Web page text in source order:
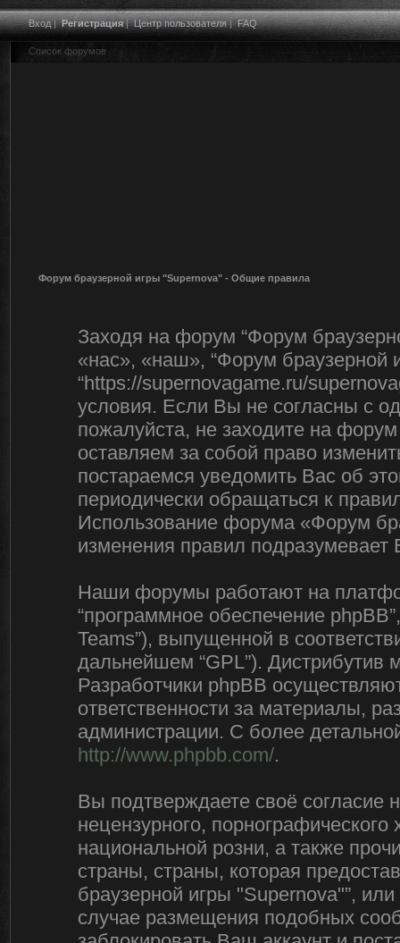
Вход|Регистрация|Центр пользователя|FAQ
Список форумов
Форум браузерной игры "Supernova" - Общие правила
Заходя на форум “Форум
«нас», «наш», “Форум браузерной
“https://supernovagame.ru/
условия. Если Вы не согласны с
пожалуйста, не заходите на
оставляем за собой право
постараемся уведомить Вас об
периодически обращаться к
Использование форума «Форум
изменения правил
Наши форумы работают на
“программное обеспечение
Teams”), выпущенной в
дальнейшем “GPL”). Дистрибутив
Разработчики phpBB
ответственности за материалы,
администрации. С более
http://www.phpbb.com/.
Вы подтверждаете своё согласие
нецензурного, порнографического
национальной розни, а также
страны, страны, которая
браузерной игры "Supernova"”,
случае размещения подобных